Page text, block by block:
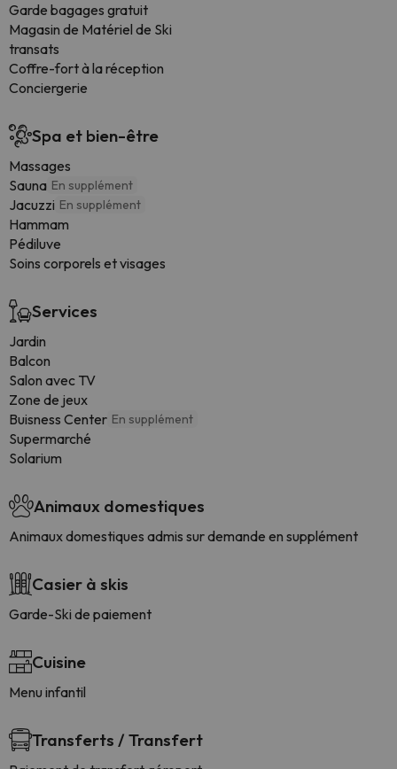
Garde bagages gratuit
Magasin de Matériel de Ski
transats
Coffre-fort à la réception
Conciergerie
Spa et bien-être
Massages
Sauna En supplément
Jacuzzi En supplément
Hammam
Pédiluve
Soins corporels et visages
Services
Jardin
Balcon
Salon avec TV
Zone de jeux
Buisness Center En supplément
Supermarché
Solarium
Animaux domestiques
Animaux domestiques admis sur demande en supplément
Casier à skis
Garde-Ski de paiement
Cuisine
Menu infantil
Transferts / Transfert